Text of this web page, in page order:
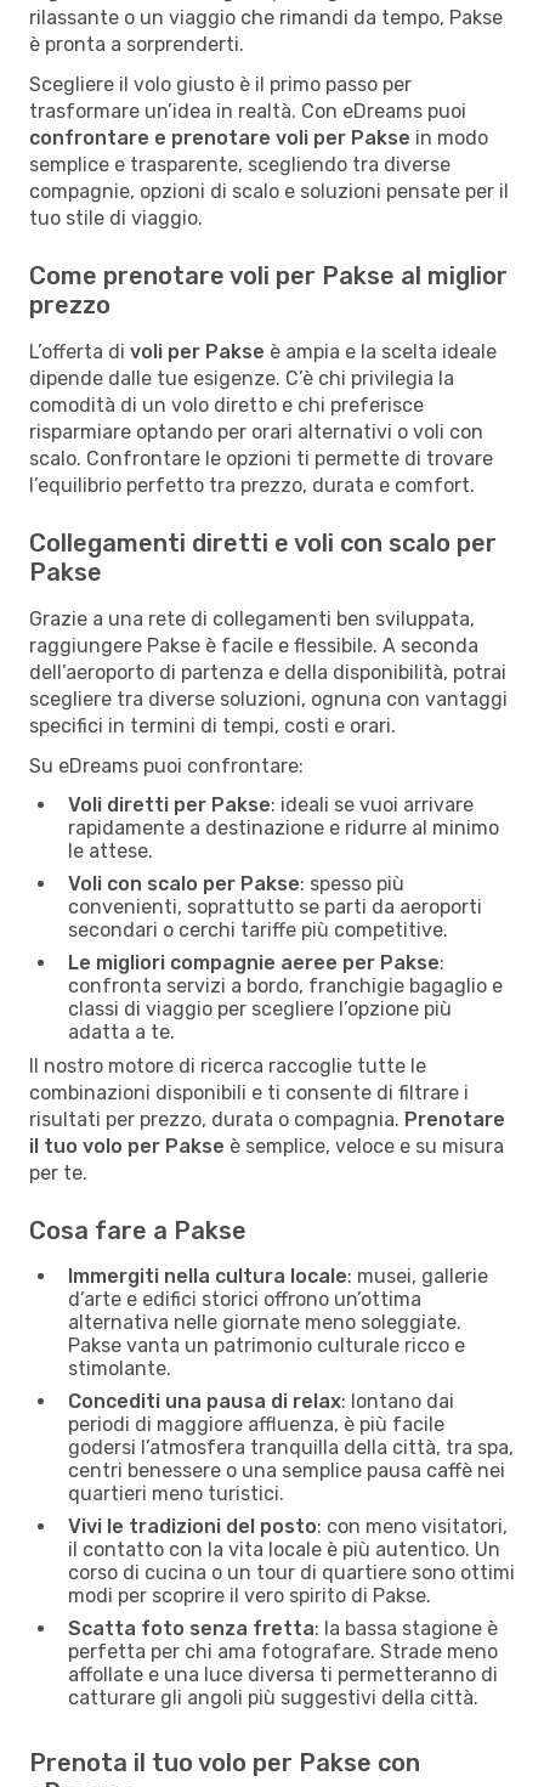
rilassante o un viaggio che rimandi da tempo, Pakse
è pronta a sorprenderti.
Scegliere il volo giusto è il primo passo per
trasformare un’idea in realtà. Con eDreams puoi
confrontare e prenotare voli per Pakse in modo
semplice e trasparente, scegliendo tra diverse
compagnie, opzioni di scalo e soluzioni pensate per il
tuo stile di viaggio.
Come prenotare voli per Pakse al miglior
prezzo
L’offerta di voli per Pakse è ampia e la scelta ideale
dipende dalle tue esigenze. C’è chi privilegia la
comodità di un volo diretto e chi preferisce
risparmiare optando per orari alternativi o voli con
scalo. Confrontare le opzioni ti permette di trovare
l’equilibrio perfetto tra prezzo, durata e comfort.
Collegamenti diretti e voli con scalo per
Pakse
Grazie a una rete di collegamenti ben sviluppata,
raggiungere Pakse è facile e flessibile. A seconda
dell’aeroporto di partenza e della disponibilità, potrai
scegliere tra diverse soluzioni, ognuna con vantaggi
specifici in termini di tempi, costi e orari.
Su eDreams puoi confrontare:
Voli diretti per Pakse: ideali se vuoi arrivare
rapidamente a destinazione e ridurre al minimo
le attese.
Voli con scalo per Pakse: spesso più
convenienti, soprattutto se parti da aeroporti
secondari o cerchi tariffe più competitive.
Le migliori compagnie aeree per Pakse:
confronta servizi a bordo, franchigie bagaglio e
classi di viaggio per scegliere l’opzione più
adatta a te.
Il nostro motore di ricerca raccoglie tutte le
combinazioni disponibili e ti consente di filtrare i
risultati per prezzo, durata o compagnia. Prenotare
il tuo volo per Pakse è semplice, veloce e su misura
per te.
Cosa fare a Pakse
Immergiti nella cultura locale: musei, gallerie
d’arte e edifici storici offrono un’ottima
alternativa nelle giornate meno soleggiate.
Pakse vanta un patrimonio culturale ricco e
stimolante.
Concediti una pausa di relax: lontano dai
periodi di maggiore affluenza, è più facile
godersi l’atmosfera tranquilla della città, tra spa,
centri benessere o una semplice pausa caffè nei
quartieri meno turistici.
Vivi le tradizioni del posto: con meno visitatori,
il contatto con la vita locale è più autentico. Un
corso di cucina o un tour di quartiere sono ottimi
modi per scoprire il vero spirito di Pakse.
Scatta foto senza fretta: la bassa stagione è
perfetta per chi ama fotografare. Strade meno
affollate e una luce diversa ti permetteranno di
catturare gli angoli più suggestivi della città.
Prenota il tuo volo per Pakse con